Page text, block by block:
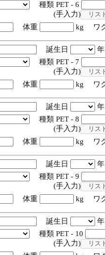
種類 PET - 6
入力)
体重 kg ワ
誕生日
種類 PET - 7
入力)
体重 kg ワ
誕生日
種類 PET - 8
入力)
体重 kg ワ
誕生日
種類 PET - 9
入力)
体重 kg ワ
誕生日
種類 PET - 10
入力)